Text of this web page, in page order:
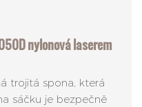
nylonová laserem
trojitá spona, která
sáčku je bezpečně